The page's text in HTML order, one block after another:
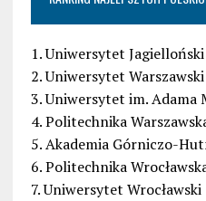
1. Uniwersytet Jagielloński
2. Uniwersytet Warszawski
3. Uniwersytet im. Adama
4. Politechnika
5. Akademia Górniczo-
6. Politechnika
7. Uniwersytet Wrocławski